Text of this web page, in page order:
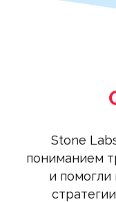
Stone
пониманием
и помогли